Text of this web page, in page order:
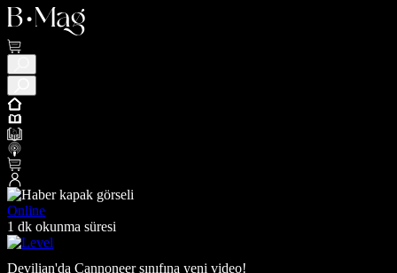
Online
1 dk okunma süresi
Devilian'da Cannoneer sınıfına yeni video!